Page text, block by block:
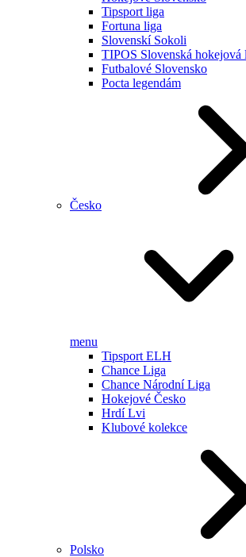
Tipsport liga
Fortuna liga
Slovenskí Sokoli
TIPOS Slovenská hokejová
Futbalové Slovensko
Pocta legendám
Česko
menu
Tipsport ELH
Chance Liga
Chance Národní Liga
Hokejové Česko
Hrdí Lvi
Klubové kolekce
Polsko